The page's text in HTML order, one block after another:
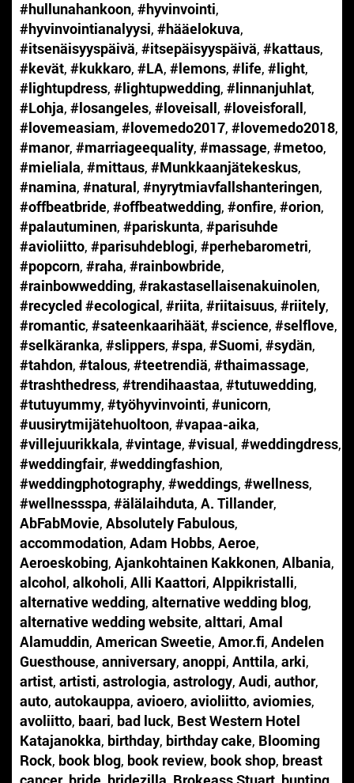
#hullunahankoon, #hyvinvointi,
#hyvinvointianalyysi, #hääelokuva,
#itsenäisyyspäivä, #itsepäisyyspäivä, #kattaus,
#kevät, #kukkaro, #LA, #lemons, #life, #light,
#lightupdress, #lightupwedding, #linnanjuhlat,
#Lohja, #losangeles, #loveisall, #loveisforall,
#lovemeasiam, #lovemedo2017, #lovemedo2018,
#manor, #marriageequality, #massage, #metoo,
#mieliala, #mittaus, #Munkkaanjätekeskus,
#namina, #natural, #nyrytmiavfallshanteringen,
#offbeatbride, #offbeatwedding, #onfire, #orion,
#palautuminen, #pariskunta, #parisuhde
#avioliitto, #parisuhdeblogi, #perhebarometri,
#popcorn, #raha, #rainbowbride,
#rainbowwedding, #rakastasellaisenakuinolen,
#recycled #ecological, #riita, #riitaisuus, #riitely,
#romantic, #sateenkaarihäät, #science, #selflove,
#selkäranka, #slippers, #spa, #Suomi, #sydän,
#tahdon, #talous, #teetrendiä, #thaimassage,
#trashthedress, #trendihaastaa, #tutuwedding,
#tutuyummy, #työhyvinvointi, #unicorn,
#uusirytmijätehuoltoon, #vapaa-aika,
#villejuurikkala, #vintage, #visual, #weddingdress,
#weddingfair, #weddingfashion,
#weddingphotography, #weddings, #wellness,
#wellnessspa, #älälaihduta, A. Tillander,
AbFabMovie, Absolutely Fabulous,
accommodation, Adam Hobbs, Aeroe,
Aeroeskobing, Ajankohtainen Kakkonen, Albania,
alcohol, alkoholi, Alli Kaattori, Alppikristalli,
alternative wedding, alternative wedding blog,
alternative wedding website, alttari, Amal
Alamuddin, American Sweetie, Amor.fi, Andelen
Guesthouse, anniversary, anoppi, Anttila, arki,
artist, artisti, astrologia, astrology, Audi, author,
auto, autokauppa, avioero, avioliitto, aviomies,
avoliitto, baari, bad luck, Best Western Hotel
Katajanokka, birthday, birthday cake, Blooming
Rock, book blog, book review, book shop, breast